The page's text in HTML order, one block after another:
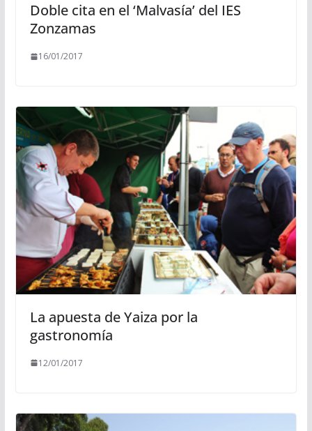
Doble cita en el ‘Malvasía’ del IES
Zonzamas
16/01/2017
La apuesta de Yaiza por la
gastronomía
12/01/2017